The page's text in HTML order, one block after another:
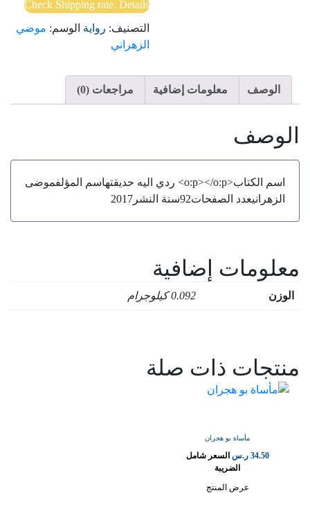
Check Shipping rate. Details
التصنيف: رواية الوسم: موضي
الزهراني
الوصف معلومات إضافية مراجعات (0)
الوصف
اسم الكتاب<o:p></o:p> ردي اليه حديقتهاسم المؤلفموضى
الزهرانيعدد الصفحات92سنة النشر2017
معلومات إضافية
الوزن 0.092 كيلوجرام
منتجات ذات صلة
مأساة بو هجران
34.50 ر.س السعر شامل
الضريبة
عرض المنتج